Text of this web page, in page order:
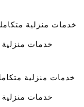
خدمات منزلية
خدمات
خدمات منزلية
خدمات